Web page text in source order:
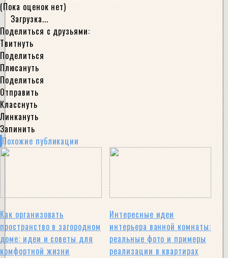
(Пока оценок нет)
Загрузка...
Поделиться с друзьями:
Твитнуть
Поделиться
Плюсануть
Поделиться
Отправить
Класснуть
Линкануть
Запинить
Похожие публикации
Как организовать
пространство в загородном
доме: идеи и советы для
комфортной жизни
Интересные идеи
интерьера ванной комнаты:
реальные фото и примеры
реализации в квартирах